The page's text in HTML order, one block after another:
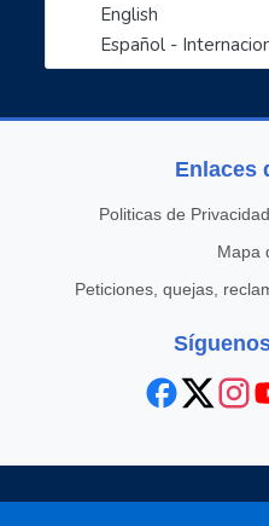
English
Español -
Enlaces
Politicas de
Mapa
Peticiones, quejas,